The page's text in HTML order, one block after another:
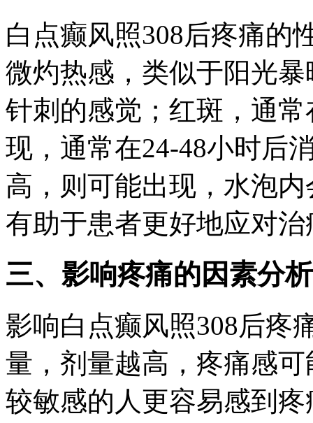
白点癫风照308后疼痛的
微灼热感，类似于阳光
针刺的感觉；红斑，通
现，通常在24-48小时后
高，则可能出现，水泡
有助于患者更好地应对
三、影响疼痛的因素分析
影响白点癫风照308后疼
量，剂量越高，疼痛感
较敏感的人更容易感到